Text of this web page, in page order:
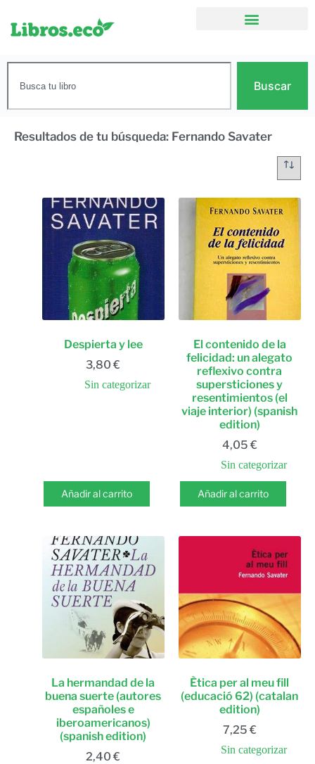
Buscar
Resultados de tu búsqueda: Fernando Savater
Despierta y lee
3,80€
Sin categorizar
Añadir al carrito
El contenido de la
felicidad: un alegato
reflexivo contra
supersticiones y
resentimientos (el
viaje interior) (spanish
edition)
4,05 €
Sin categorizar
Añadir al carrito
La hermandad de la
buena suerte (autores
españoles e
iberoamericanos)
(spanish edition)
2,40€
Ètica per al meu fill
(educació 62) (catalan
edition)
7,25 €
Sin categorizar